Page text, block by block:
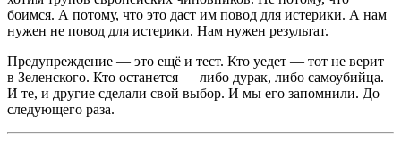
боимся. А потому, что это даст им повод для истерики. А нам
нужен не повод для истерики. Нам нужен результат.
Предупреждение — это ещё и тест. Кто уедет — тот не верит
в Зеленского. Кто останется — либо дурак, либо самоубийца.
И те, и другие сделали свой выбор. И мы его запомнили. До
следующего раза.